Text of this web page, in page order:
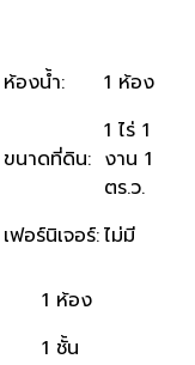
ห้องน้ำ: 1 ห้อง
ขนาดที่ดิน:
1 ไร่ 1
งาน 1
ตร.ว.
เฟอร์นิเจอร์:ไม่มี
1 ห้อง
1 ชั้น